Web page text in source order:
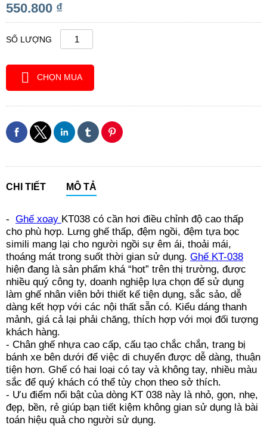
550.800 ₫
SỐ LƯỢNG
CHỌN MUA
CHI TIẾT MÔ TẢ
- Ghế xoay KT038 có cần hơi điều chỉnh độ cao thấp
cho phù hợp. Lưng ghế thấp, đệm ngồi, đệm tựa bọc
simili mang lại cho người ngồi sự êm ái, thoải mái,
thoáng mát trong suốt thời gian sử dụng. Ghế KT-038
hiện đang là sản phẩm khá “hot” trên thị trường, được
nhiều quý công ty, doanh nghiệp lựa chọn để sử dụng
làm ghế nhân viên bởi thiết kế tiện dụng, sắc sảo, dễ
dàng kết hợp với các nội thất sẵn có. Kiểu dáng thanh
mảnh, giá cả lại phải chăng, thích hợp với mọi đối tượng
khách hàng.
- Chân ghế nhựa cao cấp, cấu tạo chắc chắn, trang bị
bánh xe bên dưới để việc di chuyển được dễ dàng, thuận
tiện hơn. Ghế có hai loại có tay và không tay, nhiều màu
sắc để quý khách có thể tùy chọn theo sở thích.
- Ưu điểm nổi bật của dòng KT 038 này là nhỏ, gọn, nhẹ,
đẹp, bền, rẻ giúp bạn tiết kiệm không gian sử dụng là bài
toán hiệu quả cho người sử dụng.